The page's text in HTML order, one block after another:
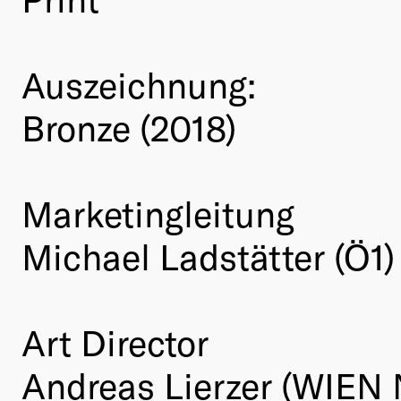
Auszeichnung:
Bronze (2018)
Marketingleitung
Michael Ladstätter (Ö1)
Art Director
Andreas Lierzer (WIEN